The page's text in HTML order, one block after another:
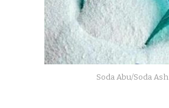
Soda Abu/Soda Ash